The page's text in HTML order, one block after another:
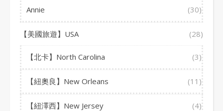
Annie (30)
【美國旅遊】USA (28)
【北卡】North Carolina (3)
【紐奧良】New Orleans (11)
【紐澤西】New Jersey (4)